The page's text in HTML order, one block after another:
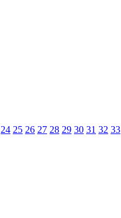
24 25 26 27 28 29 30 31 32 33